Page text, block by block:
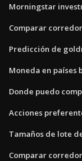
Morningstar
Comparar
Predicción de
Moneda en países
Donde puedo
Acciones
Tamaños de lote
Comparar